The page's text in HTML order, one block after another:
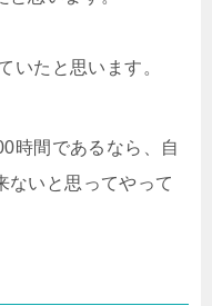
いたと思います。
時間であるなら、自
ないと思ってやって